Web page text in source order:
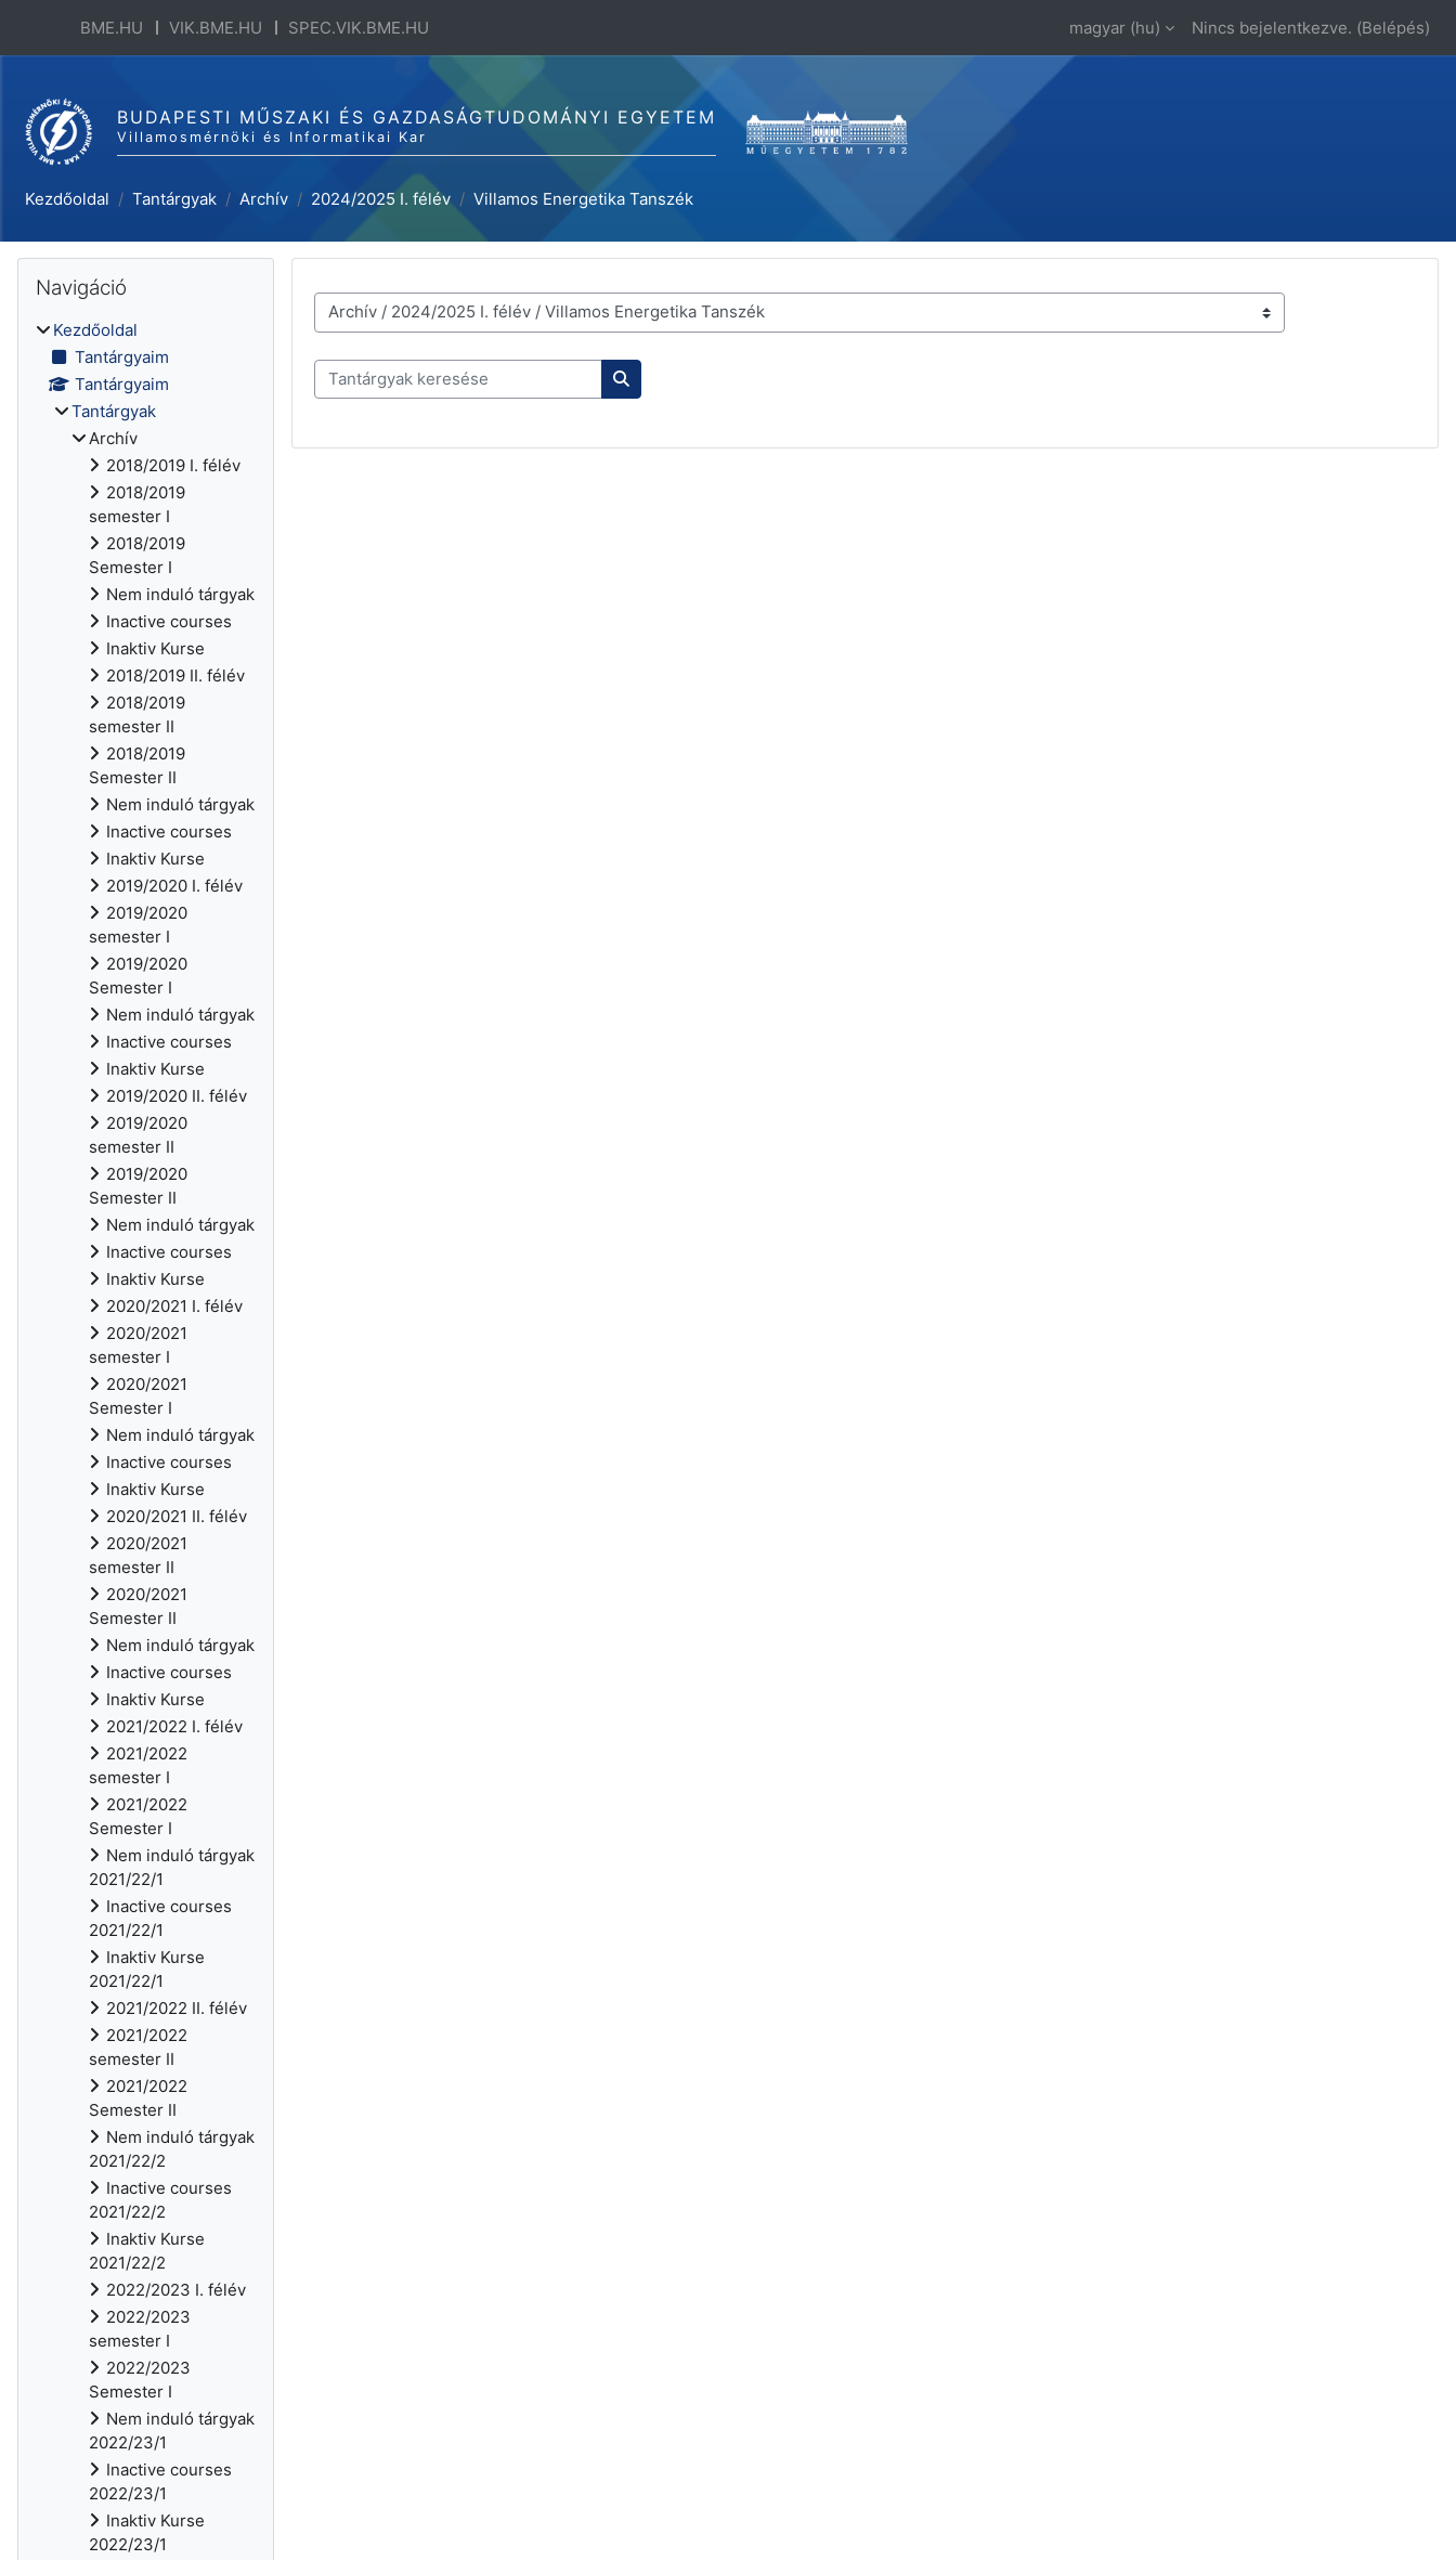
BME.HU
VIK.BME.HU SPEC.VIK.BME.HU magyar ‎(hu)‎ Nincs bejelentkezve. (Belépés)
BUDAPESTI MŰSZAKI ÉS GAZDASÁGTUDOMÁNYI EGYETEM
Villamosmérnöki és Informatikai Kar
Kezdőoldal Tantárgyak Archív 2024/2025 I. félév Villamos Energetika Tanszék
Tantárgykategóriák
Tantárgyak keresése
Tantárgyak keresése
Blokkok
Navigáció
Kezdőoldal
Tantárgyaim
Tantárgyaim
Tantárgyak
Archív
2018/2019 I. félév
2018/2019
semester I
2018/2019
Semester I
Nem induló tárgyak
Inactive courses
Inaktiv Kurse
2018/2019 II. félév
2018/2019
semester II
2018/2019
Semester II
Nem induló tárgyak
Inactive courses
Inaktiv Kurse
2019/2020 I. félév
2019/2020
semester I
2019/2020
Semester I
Nem induló tárgyak
Inactive courses
Inaktiv Kurse
2019/2020 II. félév
2019/2020
semester II
2019/2020
Semester II
Nem induló tárgyak
Inactive courses
Inaktiv Kurse
2020/2021 I. félév
2020/2021
semester I
2020/2021
Semester I
Nem induló tárgyak
Inactive courses
Inaktiv Kurse
2020/2021 II. félév
2020/2021
semester II
2020/2021
Semester II
Nem induló tárgyak
Inactive courses
Inaktiv Kurse
2021/2022 I. félév
2021/2022
semester I
2021/2022
Semester I
Nem induló tárgyak
2021/22/1
Inactive courses
2021/22/1
Inaktiv Kurse
2021/22/1
2021/2022 II. félév
2021/2022
semester II
2021/2022
Semester II
Nem induló tárgyak
2021/22/2
Inactive courses
2021/22/2
Inaktiv Kurse
2021/22/2
2022/2023 I. félév
2022/2023
semester I
2022/2023
Semester I
Nem induló tárgyak
2022/23/1
Inactive courses
2022/23/1
Inaktiv Kurse
2022/23/1